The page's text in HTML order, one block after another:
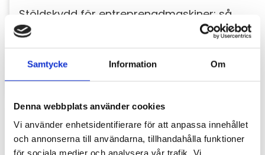
Samtycke Information Om
Denna webbplats använder cookies
Vi använder enhetsidentifierare för att anpassa innehållet
och annonserna till användarna, tillhandahålla funktioner
för sociala medier och analysera vår trafik. Vi
Stöldskydd för entreprenadmaskiner: så
skyddar du din maskin och utrustning
För entreprenörer är maskinerna hjärtat i
verksamheten. Därför är det viktigt att skydda dem
mot stölder och skador som kan orsaka kostsamma
avbrott....